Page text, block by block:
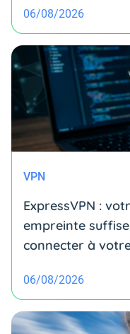
06/08/2026
VPN
ExpressVPN :
empreinte
connecter à
06/08/2026